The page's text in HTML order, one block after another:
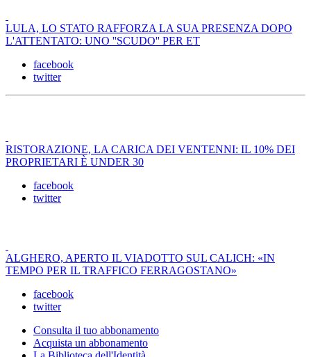
LULA, LO STATO RAFFORZA LA SUA PRESENZA DOPO
L'ATTENTATO: UNO ''SCUDO'' PER ET
facebook
twitter
RISTORAZIONE, LA CARICA DEI VENTENNI: IL 10% DEI
PROPRIETARI È UNDER 30
facebook
twitter
ALGHERO, APERTO IL VIADOTTO SUL CALICH: «IN
TEMPO PER IL TRAFFICO FERRAGOSTANO»
facebook
twitter
Consulta il tuo abbonamento
Acquista un abbonamento